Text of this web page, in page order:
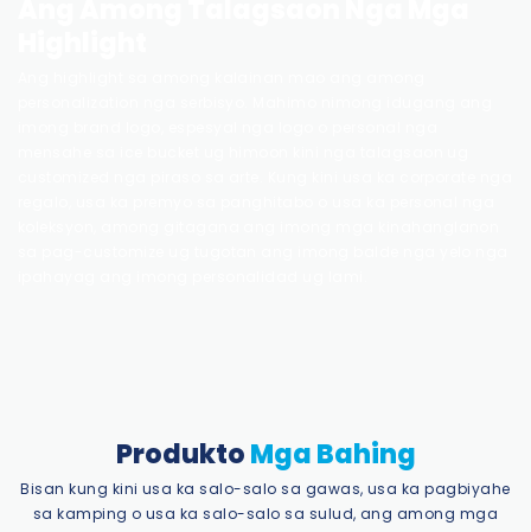
ProduktoMga Bahing
Bisan kung kini usa ka salo-salo sa gawas, usa ka pagbiyahe
sa kamping o usa ka salo-salo sa sulud, ang among mga